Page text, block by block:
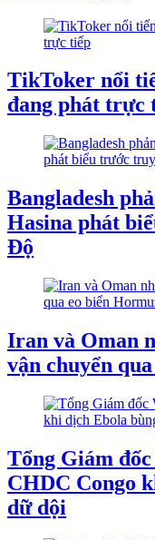
TikToker nổi
đang phát trực
Bangladesh
Hasina phát
Độ
Iran và Oman
vận chuyển
Tổng Giám
CHDC Congo
dữ dội